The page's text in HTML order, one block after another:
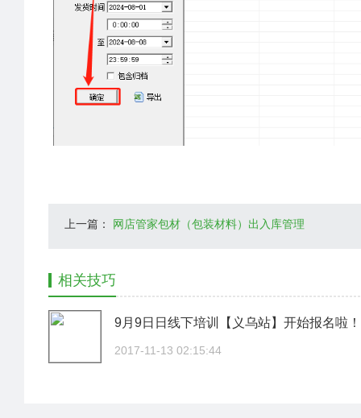
上一篇： 网店管家包材（包装材料）出入库管理
相关技巧
9月9日日线下培训【义乌站】开始报名啦！
2017-11-13 02:15:44